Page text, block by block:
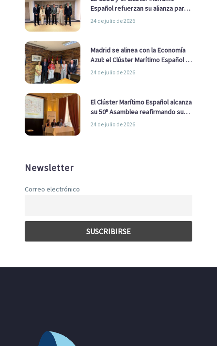
Español refuerzan su alianza para
impulsar una estrategia Nacional
24 de julio de 2026
Madrid se alinea con la Economía
Azul: el Clúster Marítimo Español y
la Real Liga Naval avanzan alianzas
24 de julio de 2026
El Clúster Marítimo Español alcanza
su 50ª Asamblea reafirmando su
liderazgo en la Economía Azul
24 de julio de 2026
Newsletter
Correo electrónico